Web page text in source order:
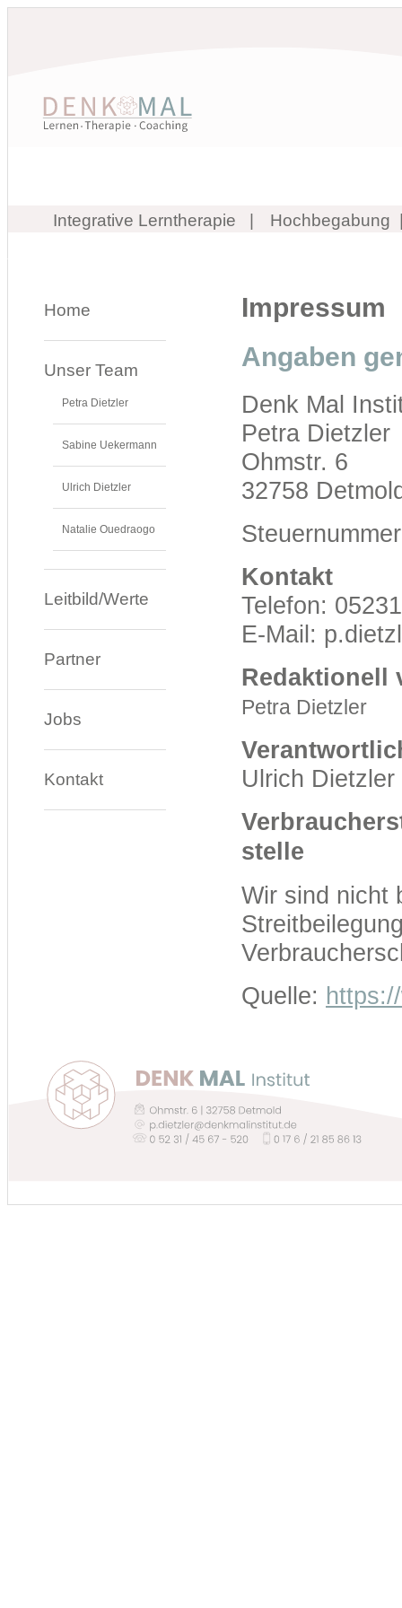
Integrative Lerntherapie Hochbegabung
Home
Unser Team
Petra Dietzler
Sabine Uekermann
Ulrich Dietzler
Natalie Ouedraogo
Leitbild/Werte
Partner
Jobs
Kontakt
Impressum
Angaben
Denk Mal
Petra Dietzler
Ohmstr. 6
32758
Kontakt
Telefon:
E-Mail:
Redaktionell
Petra Dietzler
Ulrich Dietzler
stelle
Wir sind nicht
Quelle: